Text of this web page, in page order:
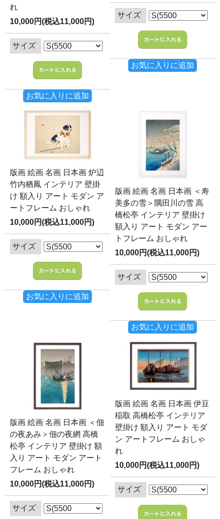
れ
10,000円(税込11,000円)
サイズ
お気に入りに追加
サイズ
お気に入りに追加
版画 絵画 名画 日本画 炉辺
竹内栖鳳 インテリア 壁掛
け 額入り アート モダン ア
ートフレーム おしゃれ
10,000円(税込11,000円)
サイズ
お気に入りに追加
版画 絵画 名画 日本画 ＜寿
美多の雪＞隅田川の雪 高
橋松亭 インテリア 壁掛け
額入り アート モダン アー
トフレーム おしゃれ
10,000円(税込11,000円)
サイズ
お気に入りに追加
版画 絵画 名画 日本画 ＜佃
の夜あみ＞佃の夜網 高橋
松亭 インテリア 壁掛け 額
入り アート モダン アート
フレーム おしゃれ
10,000円(税込11,000円)
サイズ
版画 絵画 名画 日本画 伊豆
稲取 高橋松亭 インテリア
壁掛け 額入り アート モダ
ン アートフレーム おしゃ
れ
10,000円(税込11,000円)
サイズ